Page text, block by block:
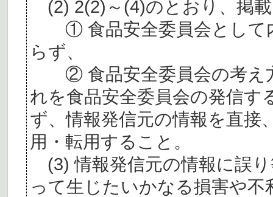
(2) 2(2)～(4)のとおり、掲
① 食品安全委員会として
らず、
② 食品安全委員会の考え
れを食品安全委員会の発信す
ず、情報発信元の情報を直接
用・転用すること。
(3) 情報発信元の情報に誤
って生じたいかなる損害や